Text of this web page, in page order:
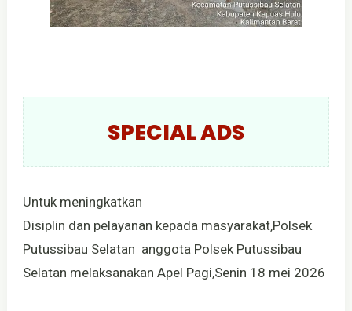
SPECIAL ADS
Untuk meningkatkan
Disiplin dan pelayanan kepada masyarakat,Polsek
Putussibau Selatan anggota Polsek Putussibau
Selatan melaksanakan Apel Pagi,Senin 18 mei 2026